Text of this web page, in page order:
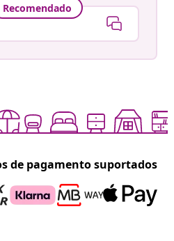
Recomendado
de pagamento suportados